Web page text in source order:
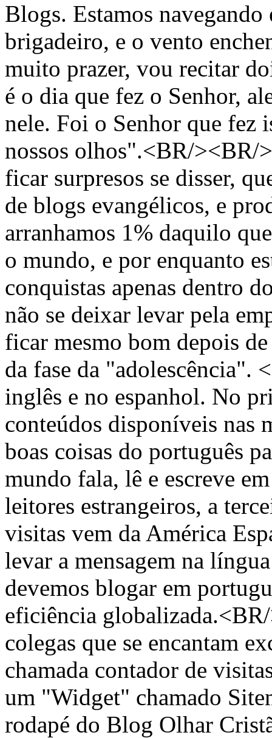
Blogs. Estamos
brigadeiro, e o vento
muito prazer, vou recitar
é o dia que fez o Senhor,
nele. Foi o Senhor que fez
nossos olhos".<BR/
ficar surpresos se disser,
de blogs evangélicos, e
arranhamos 1% daquilo
o mundo, e por enquanto
conquistas apenas dentro
não se deixar levar pela
ficar mesmo bom depois
da fase da "adolescência".
inglês e no espanhol. No
conteúdos disponíveis nas
boas coisas do português
mundo fala, lê e escreve
leitores estrangeiros, a
visitas vem da América
levar a mensagem na
devemos blogar em
eficiência
colegas que se encantam
chamada contador de
um "Widget" chamado
rodapé do Blog Olhar